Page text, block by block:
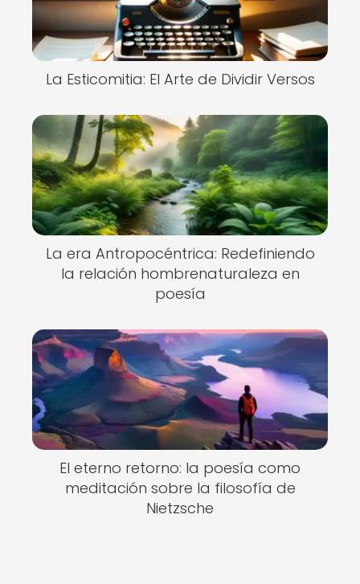
La Esticomitia: El Arte de Dividir Versos
La era Antropocéntrica: Redefiniendo
la relación hombrenaturaleza en
poesía
El eterno retorno: la poesía como
meditación sobre la filosofía de
Nietzsche